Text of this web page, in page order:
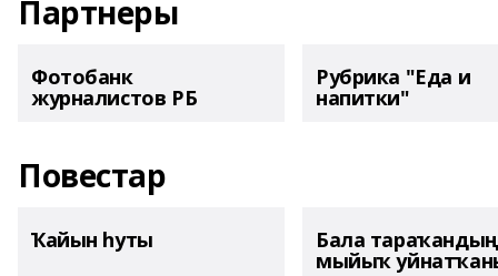
Партнеры
Фотобанк
журналистов РБ
Рубрика "Еда и
напитки"
Повестар
Ҡайын һуты Бала тараҡандың
мыйыҡ